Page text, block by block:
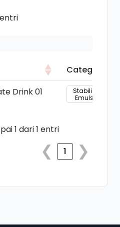
entri
Category
Category
Drink 01
Stabilizer &
Emulsifier
1 dari 1 entri
❮ 1 ❯